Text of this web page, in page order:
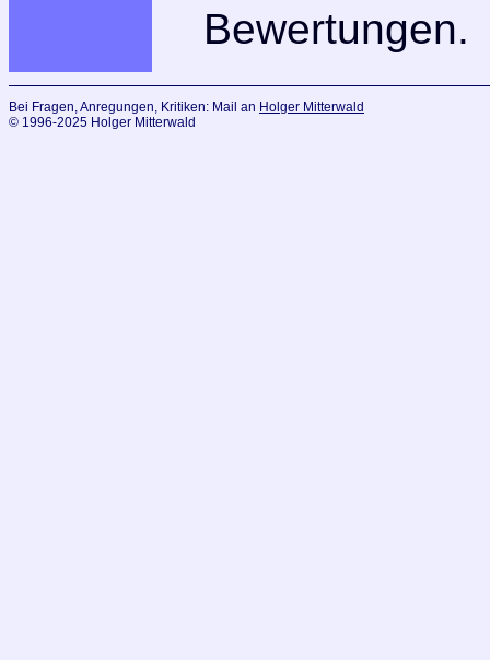
Bewertungen.
Bei Fragen, Anregungen, Kritiken: Mail an Holger Mitterwald
© 1996-2025 Holger Mitterwald